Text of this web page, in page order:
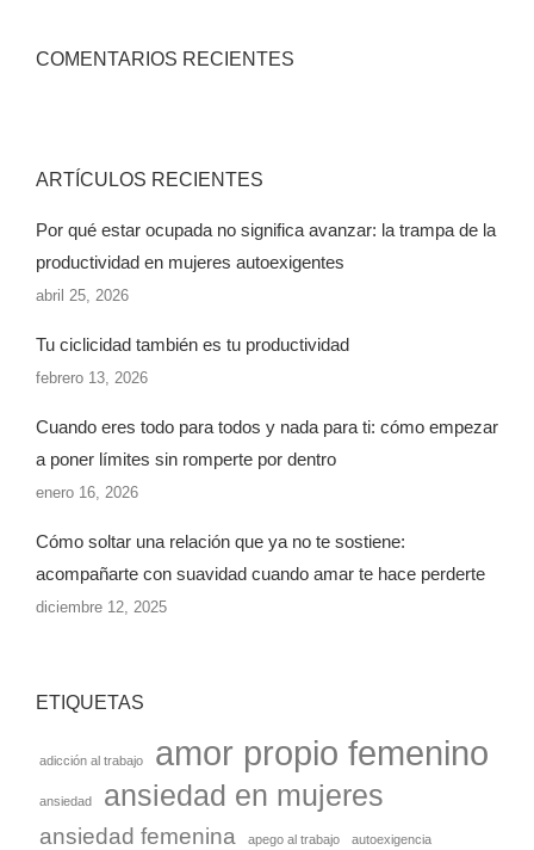
COMENTARIOS RECIENTES
ARTÍCULOS RECIENTES
Por qué estar ocupada no significa avanzar: la trampa de la
productividad en mujeres autoexigentes
abril 25, 2026
Tu ciclicidad también es tu productividad
febrero 13, 2026
Cuando eres todo para todos y nada para ti: cómo empezar
a poner límites sin romperte por dentro
enero 16, 2026
Cómo soltar una relación que ya no te sostiene:
acompañarte con suavidad cuando amar te hace perderte
diciembre 12, 2025
ETIQUETAS
adicción al trabajo amor propio femenino
ansiedad ansiedad en mujeres
ansiedad femenina apego al trabajo autoexigencia